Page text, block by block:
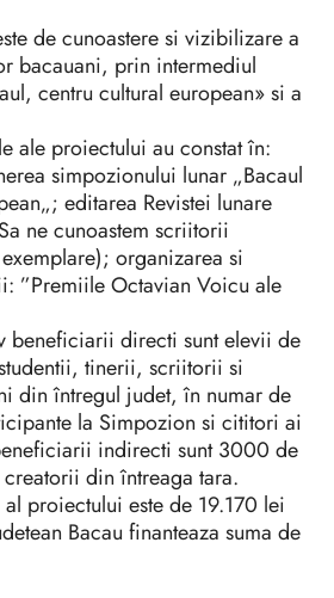
de cunoastere si vizibilizare a
bacauani, prin intermediul
centru cultural european» si a
ale proiectului au constat în:
simpozionului lunar „Bacaul
editarea Revistei lunare
ne cunoastem scriitorii
organizarea si
”Premiile Octavian Voicu ale
beneficiarii directi sunt elevii de
tinerii, scriitorii si
din întregul judet, în numar de
la Simpozion si cititori ai
indirecti sunt 3000 de
din întreaga tara.
proiectului este de 19.170 lei
Bacau finanteaza suma de